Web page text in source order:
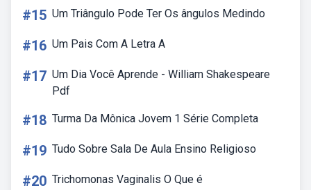
#15 Um Triângulo Pode Ter Os ângulos Medindo
#16 Um Pais Com A Letra A
#17 Um Dia Você Aprende - William Shakespeare
Pdf
#18 Turma Da Mônica Jovem 1 Série Completa
#19 Tudo Sobre Sala De Aula Ensino Religioso
#20 Trichomonas Vaginalis O Que é